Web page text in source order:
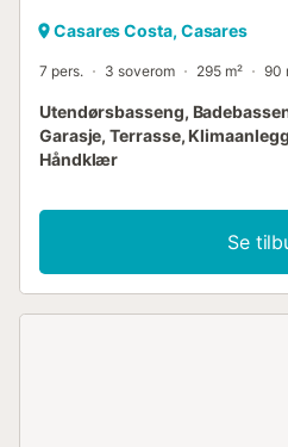
Casares Costa, Casares
7 pers. 3 soverom 295 m² 90
Utendørsbasseng,
Garasje, Terrasse,
Håndklær
Se